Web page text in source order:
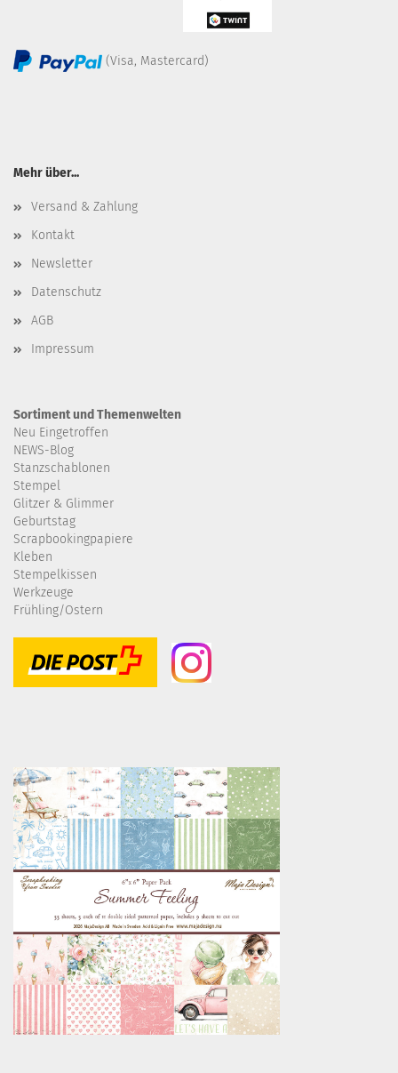
(Visa, Mastercard)
Mehr über...
Versand & Zahlung
Kontakt
Newsletter
Datenschutz
AGB
Impressum
Sortiment und Themenwelten
Neu Eingetroffen
NEWS-Blog
Stanzschablonen
Stempel
Glitzer & Glimmer
Geburtstag
Scrapbookingpapiere
Kleben
Stempelkissen
Werkzeuge
Frühling/Ostern